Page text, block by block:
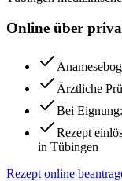
Online über
Ärztliche
Bei
Rezept
in Tübingen
Rezept online